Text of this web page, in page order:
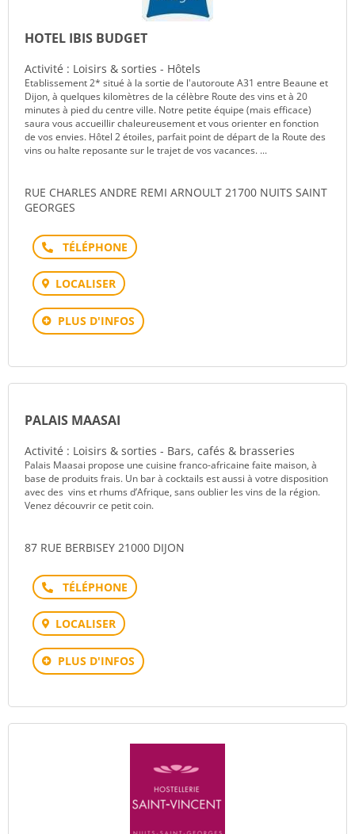
HOTEL IBIS BUDGET
Activité : Loisirs & sorties - Hôtels
Etablissement 2* situé à la sortie de l'autoroute A31 entre Beaune et
Dijon, à quelques kilomètres de la célèbre Route des vins et à 20
minutes à pied du centre ville. Notre petite équipe (mais efficace)
saura vous accueillir chaleureusement et vous orienter en fonction
de vos envies. Hôtel 2 étoiles, parfait point de départ de la Route des
vins ou halte reposante sur le trajet de vos vacances. ...
RUE CHARLES ANDRE REMI ARNOULT 21700 NUITS SAINT
GEORGES
Téléphone
LOCALISER
PLUS D'INFOS
PALAIS MAASAI
Activité : Loisirs & sorties - Bars, cafés & brasseries
Palais Maasai propose une cuisine franco-africaine faite maison, à
base de produits frais. Un bar à cocktails est aussi à votre disposition
avec des vins et rhums d’Afrique, sans oublier les vins de la région.
Venez découvrir ce petit coin.
87 RUE BERBISEY 21000 DIJON
Téléphone
LOCALISER
PLUS D'INFOS